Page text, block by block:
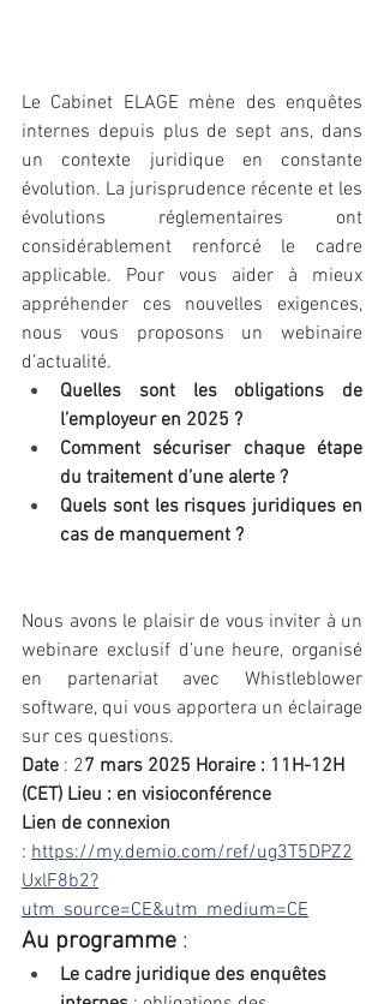
Le Cabinet ELAGE mène des enquêtes
internes depuis plus de sept ans, dans
un contexte juridique en constante
évolution. La jurisprudence récente et les
évolutions réglementaires ont
considérablement renforcé le cadre
applicable. Pour vous aider à mieux
appréhender ces nouvelles exigences,
nous vous proposons un webinaire
d’actualité.
Quelles sont les obligations de
l’employeur en 2025 ?
Comment sécuriser chaque étape
du traitement d’une alerte ?
Quels sont les risques juridiques en
cas de manquement ?
Nous avons le plaisir de vous inviter à un
webinare exclusif d’une heure, organisé
en partenariat avec Whistleblower
software, qui vous apportera un éclairage
sur ces questions.
Date : 27 mars 2025 Horaire : 11H-12H
(CET) Lieu : en visioconférence
Lien de connexion
: https://my.demio.com/ref/ug3T5DPZ2
UxlF8b2?
utm_source=CE&utm_medium=CE
Au programme :
Le cadre juridique des enquêtes